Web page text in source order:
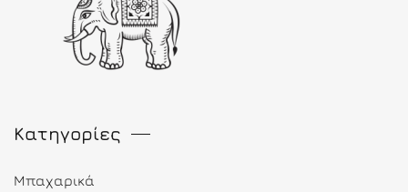
Κατηγορίες
Μπαχαρικά